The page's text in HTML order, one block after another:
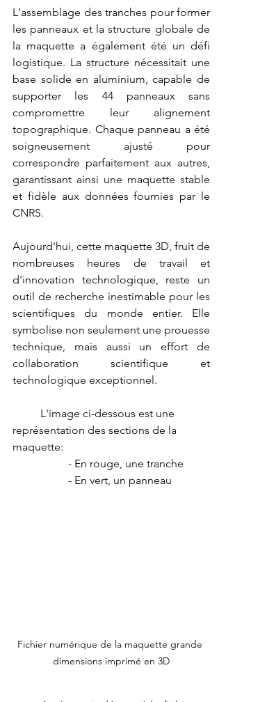
L'assemblage des tranches pour former
les panneaux et la structure globale de
la maquette a également été un défi
logistique. La structure nécessitait une
base solide en aluminium, capable de
supporter les 44 panneaux sans
compromettre leur alignement
topographique. Chaque panneau a été
soigneusement ajusté pour
correspondre parfaitement aux autres,
garantissant ainsi une maquette stable
et fidèle aux données fournies par le
CNRS.
Aujourd'hui, cette maquette 3D, fruit de
nombreuses heures de travail et
d'innovation technologique, reste un
outil de recherche inestimable pour les
scientifiques du monde entier. Elle
symbolise non seulement une prouesse
technique, mais aussi un effort de
collaboration scientifique et
technologique exceptionnel.
représentation des sections de la
maquette:
		- En rouge, une tranche
		- En vert, un panneau
Fichier numérique de la maquette grande
dimensions imprimé en 3D